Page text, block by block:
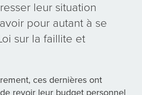
leur situation
pour autant à se
sur la faillite et
ces dernières ont
revoir leur budget personnel